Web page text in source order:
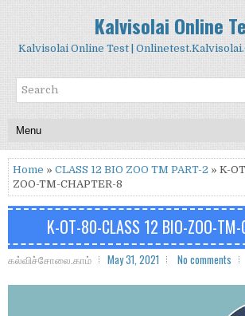
Kalvisolai Online
Kalvisolai Online Test |
Home » CLASS 12 BIO ZOO TM PART-2 » K-
ZOO-TM-CHAPTER-8
K-OT-80-CLASS 12 BIO-ZOO-TM-
கல்விச்சோலை.காம் May 31, 2021 No comments